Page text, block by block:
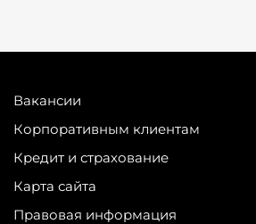
Вакансии
Корпоративным клиентам
Кредит и страхование
Карта сайта
Правовая информация